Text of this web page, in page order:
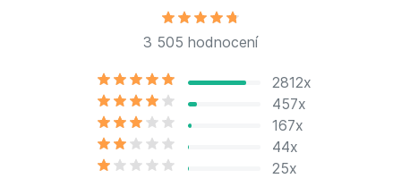
3 505 hodnocení
2812x
457x
167x
44x
25x